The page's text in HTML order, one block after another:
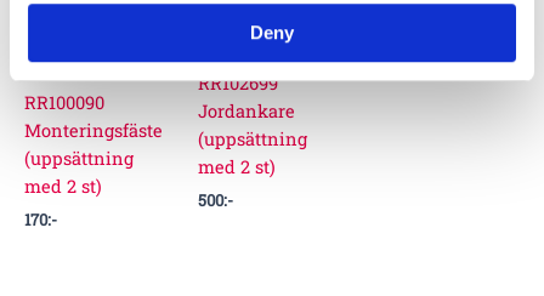
Deny
RR100090
Monteringsfäste
(uppsättning
med 2 st)
170:-
RR102699
Jordankare
(uppsättning
med 2 st)
500:-